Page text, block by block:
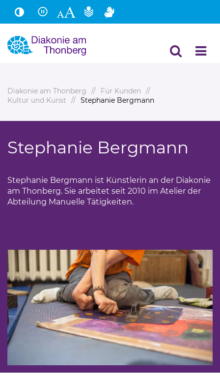
Hauptinhalt
Fußbereich
Diakonie am Thonberg
Für Kunden
Kultur und Kunst
Stephanie Bergmann
Stephanie Bergmann
Stephanie Bergmann ist Künstlerin an der Diakonie
am Thonberg. Sie arbeitet seit 2010 im Atelier der
Abteilung Manuelle Tätigkeiten.